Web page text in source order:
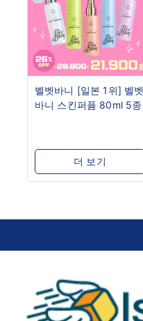
벨벳바니 [일본 1위] 벨벳
바니 스킨퍼퓸 80ml 5종
더 보기